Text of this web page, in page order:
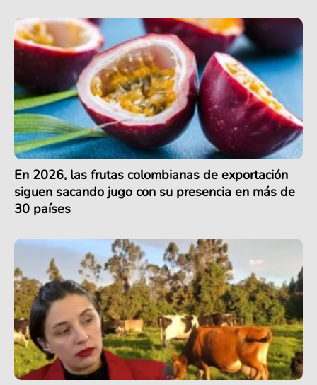
En 2026, las frutas colombianas de exportación
siguen sacando jugo con su presencia en más de
30 países